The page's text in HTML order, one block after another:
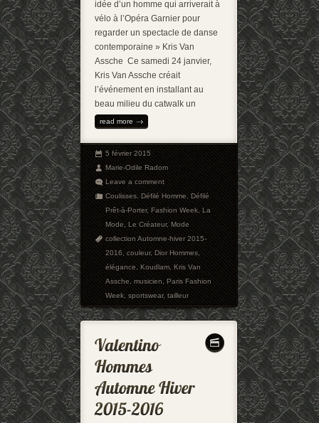
idée d’un homme qui arriverait à
vélo à l’Opéra Garnier pour
regarder un spectacle de danse
contemporaine » Kris Van
Assche Ce samedi 24 janvier,
Kris Van Assche créait
l’événement en installant au
beau milieu du catwalk un
read more
5 février 2015
Marie-Odile Radom
Leave a comment
Coulisses,Défilé Homme,Défilé
Prêt-à-Porter,Fashion Week,La
Mode,Le Créateur,Mode
collection Automne-hiver 2015-
2016,couleur,Dior Hommes,
élégance,Koudlam,Kris Van
Assche,musicien,Paris Fashion
Week,sportswear,tailleur